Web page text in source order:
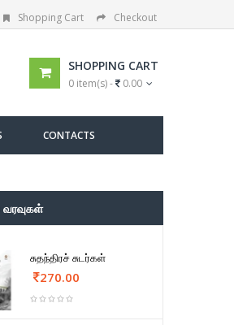
Shopping Cart Checkout
SHOPPING CART
0 item(s) - 0.00
CONTACTS
வரவுகள்
சுதந்திரச் சுடர்கள்
270.00